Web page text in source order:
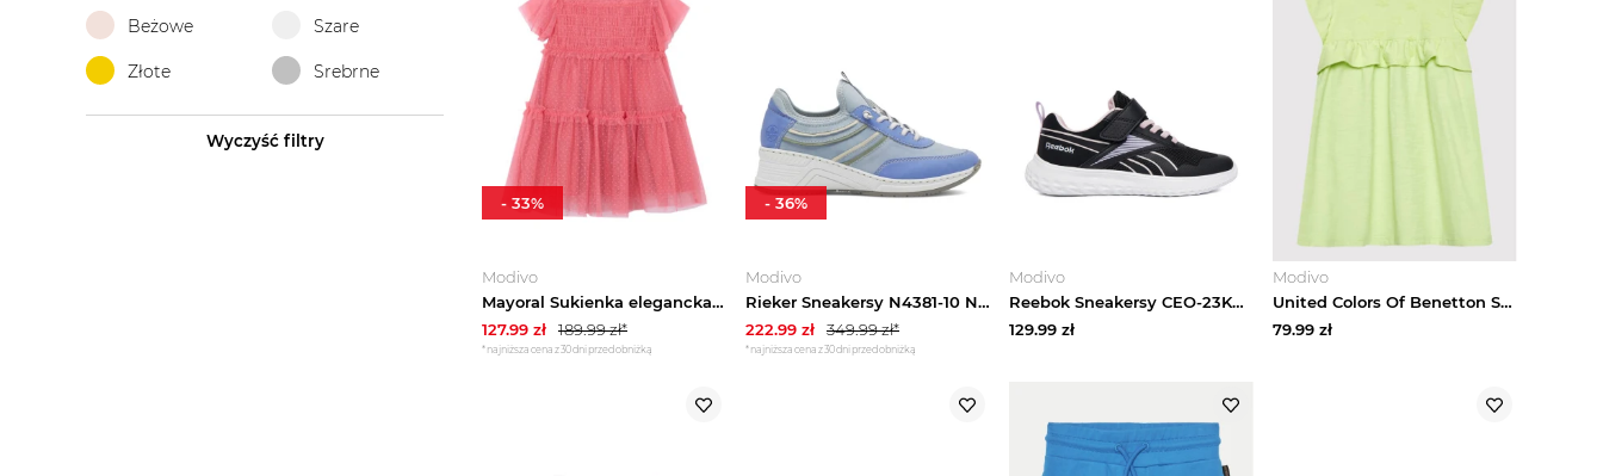
Beżowe Szare
Złote Srebrne
Wyczyść filtry
Modivo
Mayoral Sukienka elegancka 3917 Koralowy Regular Fit
127.99 zł 189.99zł*
*najniższa cena z 30 dni przed obniżką
- 33%
Modivo
Rieker Sneakersy N4381-10 Niebieski
222.99 zł 349.99zł*
*najniższa cena z 30 dni przed obniżką
- 36%
Modivo
Reebok Sneakersy CEO-23KC2330(IV)DZ Czarny
129.99 zł
Modivo
United Colors Of Benetton Sukienka codzienna 31KAAV001 Zielony Regular Fit
79.99 zł